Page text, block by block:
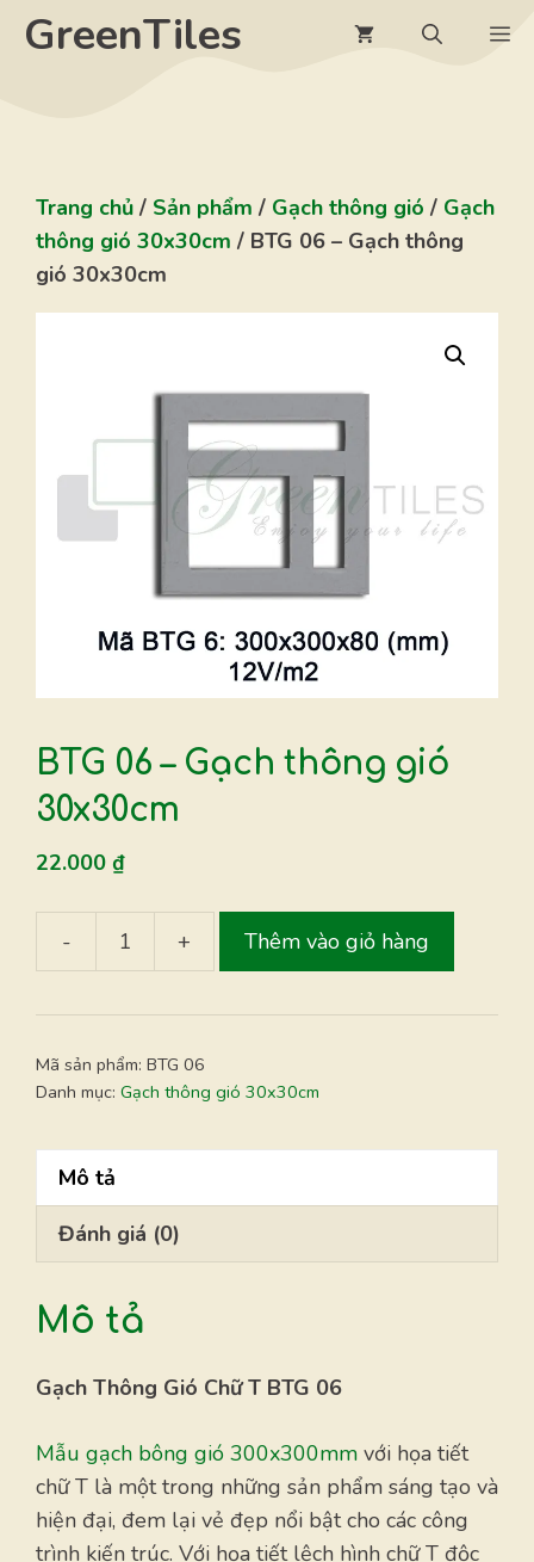
Chuyển
đếnGreenTiles
Trang chủ / Sản phẩm / Gạch thông gió / Gạch
thông gió 30x30cm / BTG 06 – Gạch thông
gió 30x30cm
BTG 06 – Gạch thông gió
30x30cm
22.000 ₫
-
BTG
-
thông
30x30cm
+ Thêm vào giỏ hàng
Mã sản phẩm: BTG 06
Danh mục: Gạch thông gió 30x30cm
Mô tả
Đánh giá (0)
Mô tả
Gạch Thông Gió Chữ T BTG 06
Mẫu gạch bông gió 300x300mm với họa tiết
chữ T là một trong những sản phẩm sáng tạo và
hiện đại, đem lại vẻ đẹp nổi bật cho các công
trình kiến trúc. Với họa tiết lệch hình chữ T độc